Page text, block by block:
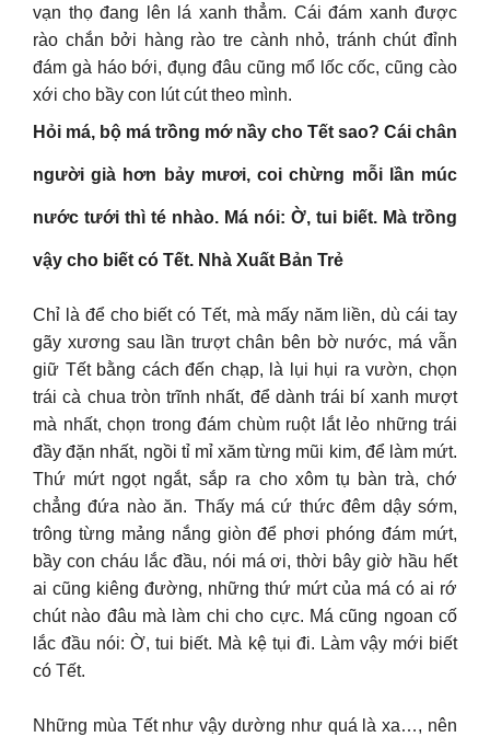
vạn thọ đang lên lá xanh thẳm. Cái đám xanh được
rào chắn bởi hàng rào tre cành nhỏ, tránh chút đỉnh
đám gà háo bới, đụng đâu cũng mổ lốc cốc, cũng cào
xới cho bầy con lút cút theo mình.
Hỏi má, bộ má trồng mớ nầy cho Tết sao? Cái chân
người già hơn bảy mươi, coi chừng mỗi lần múc
nước tưới thì té nhào. Má nói: Ờ, tui biết. Mà trồng
vậy cho biết có Tết. Nhà Xuất Bản Trẻ
Chỉ là để cho biết có Tết, mà mấy năm liền, dù cái tay
gãy xương sau lần trượt chân bên bờ nước, má vẫn
giữ Tết bằng cách đến chạp, là lụi hụi ra vườn, chọn
trái cà chua tròn trĩnh nhất, để dành trái bí xanh mượt
mà nhất, chọn trong đám chùm ruột lắt lẻo những trái
đầy đặn nhất, ngồi tỉ mỉ xăm từng mũi kim, để làm mứt.
Thứ mứt ngọt ngắt, sắp ra cho xôm tụ bàn trà, chớ
chẳng đứa nào ăn. Thấy má cứ thức đêm dậy sớm,
trông từng mảng nắng giòn để phơi phóng đám mứt,
bầy con cháu lắc đầu, nói má ơi, thời bây giờ hầu hết
ai cũng kiêng đường, những thứ mứt của má có ai rớ
chút nào đâu mà làm chi cho cực. Má cũng ngoan cố
lắc đầu nói: Ờ, tui biết. Mà kệ tụi đi. Làm vậy mới biết
có Tết.
Những mùa Tết như vậy dường như quá là xa…, nên